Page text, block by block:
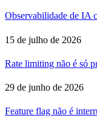
Observabilidade de IA
15 de julho de 2026
Rate limiting não é só
29 de junho de 2026
Feature flag não é